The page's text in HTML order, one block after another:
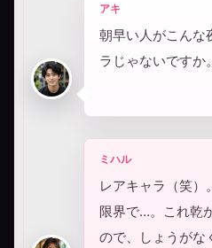
アキ
朝早い人がこんな
ラじゃないですか。
ミハル
レアキャラ（笑）
限界で…。これ乾
ので、しょうがな